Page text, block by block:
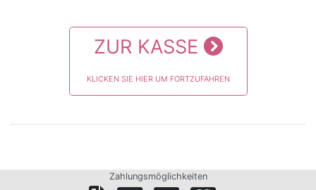
ZUR KASSE
KLICKEN SIE HIER UM FORTZUFAHREN
Zahlungsmöglichkeiten